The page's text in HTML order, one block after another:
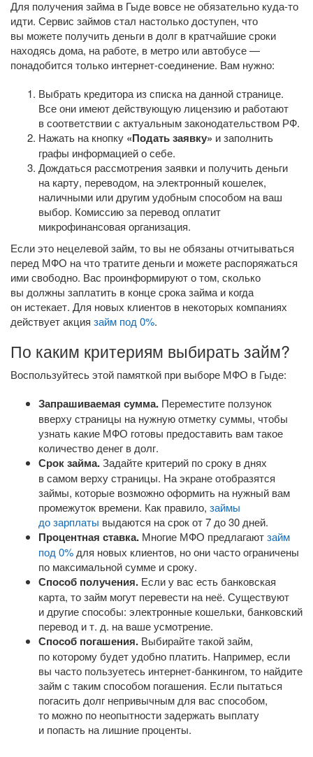
Для получения займа в Гыде вовсе не обязательно куда-то
идти. Сервис займов стал настолько доступен, что
вы можете получить деньги в долг в кратчайшие сроки
находясь дома, на работе, в метро или автобусе —
понадобится только интернет-соединение. Вам нужно:
Выбрать кредитора из списка на данной странице.
Все они имеют действующую лицензию и работают
в соответствии с актуальным законодательством РФ.
Нажать на кнопку «Подать заявку» и заполнить
графы информацией о себе.
Дождаться рассмотрения заявки и получить деньги
на карту, переводом, на электронный кошелек,
наличными или другим удобным способом на ваш
выбор. Комиссию за перевод оплатит
микрофинансовая организация.
Если это нецелевой займ, то вы не обязаны отчитываться
перед МФО на что тратите деньги и можете распоряжаться
ими свободно. Вас проинформируют о том, сколько
вы должны заплатить в конце срока займа и когда
он истекает. Для новых клиентов в некоторых компаниях
действует акция займ под 0%.
По каким критериям выбирать займ?
Воспользуйтесь этой памяткой при выборе МФО в Гыде:
Запрашиваемая сумма. Переместите ползунок
вверху страницы на нужную отметку суммы, чтобы
узнать какие МФО готовы предоставить вам такое
количество денег в долг.
Срок займа.Задайте критерий по сроку в днях
в самом верху страницы. На экране отобразятся
займы, которые возможно оформить на нужный вам
промежуток времени. Как правило, займы
до зарплаты выдаются на срок от 7 до 30 дней.
Процентная ставка. Многие МФО предлагаютзайм
под 0% для новых клиентов, но они часто ограничены
по максимальной сумме и сроку.
Способ получения. Если у вас есть банковская
карта, то займ могут перевести на неё. Существуют
и другие способы: электронные кошельки, банковский
перевод и т. д. на ваше усмотрение.
Способ погашения. Выбирайте такой займ,
по которому будет удобно платить. Например, если
вы часто пользуетесь интернет-банкингом, то найдите
займ с таким способом погашения. Если пытаться
погасить долг непривычным для вас способом,
то можно по неопытности задержать выплату
и попасть на лишние проценты.